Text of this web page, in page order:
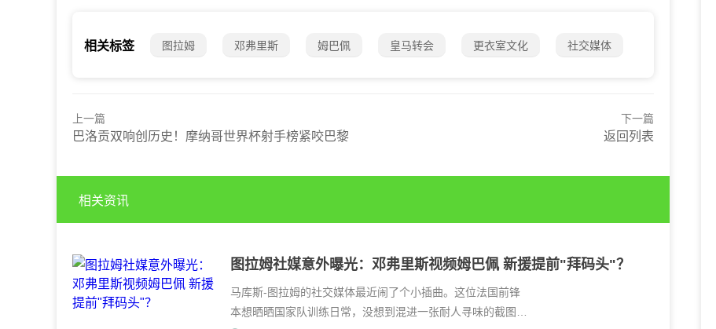
相关标签 图拉姆 邓弗里斯 姆巴佩 皇马转会 更衣室文化 社交媒体
上一篇
巴洛贡双响创历史！摩纳哥世界杯射手榜紧咬巴黎
下一篇
返回列表
相关资讯
图拉姆社媒意外曝光：邓弗里斯视频姆巴佩 新援提前"拜码头"？
马库斯-图拉姆的社交媒体最近闹了个小插曲。这位法国前锋
本想晒晒国家队训练日常，没想到混进一张耐人寻味的截图